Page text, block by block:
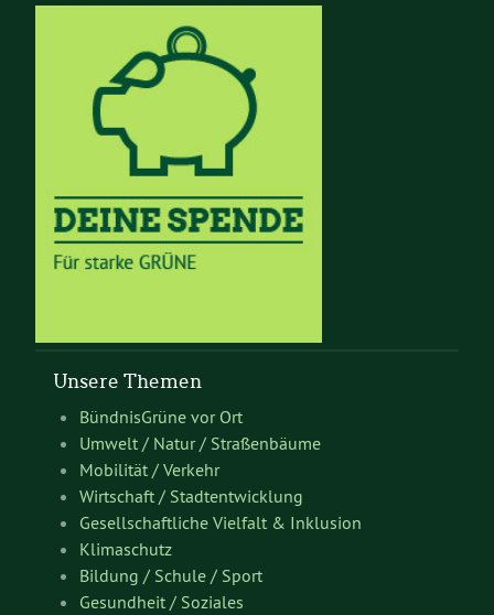
Unsere Themen
BündnisGrüne vor Ort
Umwelt / Natur / Straßenbäume
Mobilität / Verkehr
Wirtschaft / Stadtentwicklung
Gesellschaftliche Vielfalt & Inklusion
Klimaschutz
Bildung / Schule / Sport
Gesundheit / Soziales